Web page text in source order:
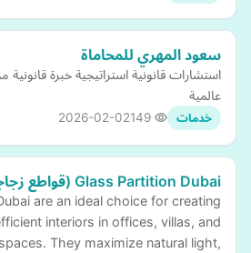
سعود المهري للمحاماة
استشارات قانونية استراتيجية خبرة قانونية
عالمية
خدمات 2026-02-02
Glass Partition Dubai (قواطع زجاجية دبي)
are an ideal choice for creating
interiors in offices, villas, and
They maximize natural light,